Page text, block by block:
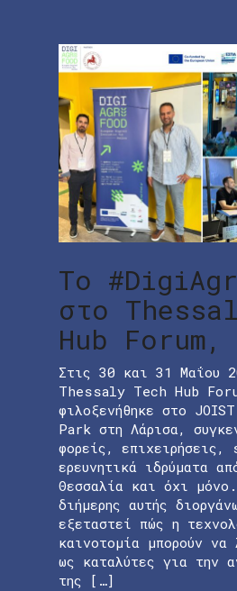
Το
στο
Hub Forum,
Στις 30 και 31 Μαΐου
Thessaly Tech Hub
φιλοξενήθηκε στο
Park στη Λάρισα,
φορείς,
ερευνητικά ιδρύματα
Θεσσαλία και όχι
διήμερης αυτής
εξεταστεί πώς η
καινοτομία μπορούν να
ως καταλύτες για την
της […]